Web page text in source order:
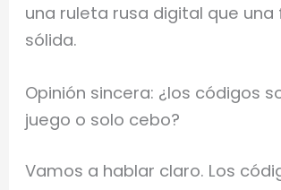
una ruleta rusa digital que una
sólida.
Opinión sincera: ¿los códigos
juego o solo cebo?
Vamos a hablar claro. Los